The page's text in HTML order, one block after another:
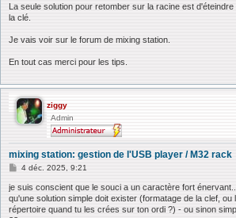
La seule solution pour retomber sur la racine est
la clé.
Je vais voir sur le forum de mixing station.
En tout cas merci pour les tips.
ziggy
Admin
mixing station: gestion de l'USB player / M32 rack
M
s
s
g
4 déc. 2025, 9:21
je suis conscient que le souci a un caractère fort
qu'une solution simple doit exister (formatage de la clef,
répertoire quand tu les crées sur ton ordi ?) - ou sinon